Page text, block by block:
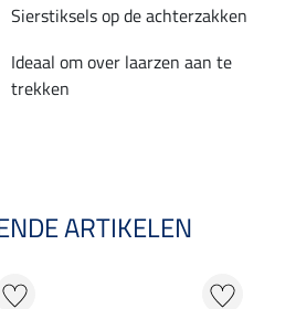
Sierstiksels op de achterzakken
Ideaal om over laarzen aan te
trekken
ARTIKELEN